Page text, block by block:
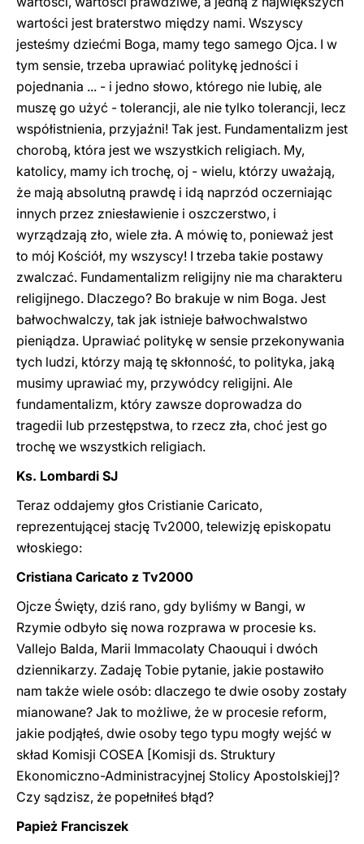
wartości jest braterstwo między nami. Wszyscy
jesteśmy dziećmi Boga, mamy tego samego Ojca. I w
tym sensie, trzeba uprawiać politykę jedności i
pojednania ... - i jedno słowo, którego nie lubię, ale
muszę go użyć - tolerancji, ale nie tylko tolerancji, lecz
współistnienia, przyjaźni! Tak jest. Fundamentalizm jest
chorobą, która jest we wszystkich religiach. My,
katolicy, mamy ich trochę, oj - wielu, którzy uważają,
że mają absolutną prawdę i idą naprzód oczerniając
innych przez zniesławienie i oszczerstwo, i
wyrządzają zło, wiele zła. A mówię to, ponieważ jest
to mój Kościół, my wszyscy! I trzeba takie postawy
zwalczać. Fundamentalizm religijny nie ma charakteru
religijnego. Dlaczego? Bo brakuje w nim Boga. Jest
bałwochwalczy, tak jak istnieje bałwochwalstwo
pieniądza. Uprawiać politykę w sensie przekonywania
tych ludzi, którzy mają tę skłonność, to polityka, jaką ​​
musimy uprawiać my, przywódcy religijni. Ale
fundamentalizm, który zawsze doprowadza do
tragedii lub przestępstwa, to rzecz zła, choć jest go
trochę we wszystkich religiach.
Ks. Lombardi SJ
Teraz oddajemy głos Cristianie Caricato,
reprezentującej stację Tv2000, telewizję episkopatu
włoskiego:
Cristiana Caricato z Tv2000
Ojcze Święty, dziś rano, gdy byliśmy w Bangi, w
Rzymie odbyło się nowa rozprawa w procesie ks.
Vallejo Balda, Marii Immacolaty Chaouqui i dwóch
dziennikarzy. Zadaję Tobie pytanie, jakie postawiło
nam także wiele osób: dlaczego te dwie osoby zostały
mianowane? Jak to możliwe, że w procesie reform,
jakie podjąłeś, dwie osoby tego typu mogły wejść w
skład Komisji COSEA [Komisji ds. Struktury
Ekonomiczno-Administracyjnej Stolicy Apostolskiej]?
Czy sądzisz, że ​​popełniłeś błąd?
Papież Franciszek